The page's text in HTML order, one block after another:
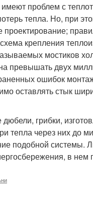
проблем с
тепла. Но, при
проектирование;
крепления
мостиков
превышать двух
ошибок
оставлять стык
грибки,
тепла через них до
подобной системы.
в нем